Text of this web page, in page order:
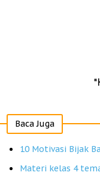
Baca Juga
10 Motivasi Bijak
Materi kelas 4